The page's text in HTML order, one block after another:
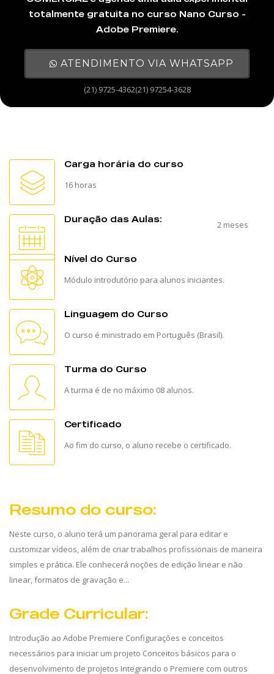
totalmente gratuita no curso Nano Curso -
Adobe Premiere.
ATENDIMENTO VIA WHATSAPP
(21) 9725-4362(21) 97254-3628
Carga horária do curso
16 horas
Duração das Aulas:
2 meses
Nível do Curso
Módulo introdutório para alunos iniciantes.
Linguagem do Curso
O curso é ministrado em Português (Brasil).
Turma do Curso
A turma é de no máximo 08 alunos.
Certificado
Ao fim do curso, o aluno recebe o certificado.
Resumo do curso:
Neste curso, o aluno terá um panorama geral para editar e
customizar vídeos, além de criar trabalhos profissionais de maneira
simples e prática. Ele conhecerá noções de edição linear e não
linear, formatos de gravação e...
Grade Curricular:
Introdução ao Adobe Premiere Configurações e conceitos
necessários para iniciar um projeto Conceitos básicos para o
desenvolvimento de projetos Integrando o Premiere com outros